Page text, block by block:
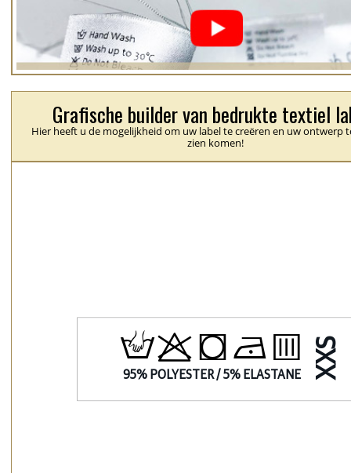
Grafische builder van bedrukte textiel
Hier heeft u de mogelijkheid om uw label te creëren en uw ontwerp
zien komen!
HpjNb